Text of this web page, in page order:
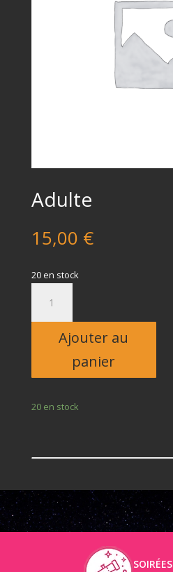
Adulte
15,00 €
20 en stock
Adulte
Ajouter au
panier
20 en stock
SOIRÉES